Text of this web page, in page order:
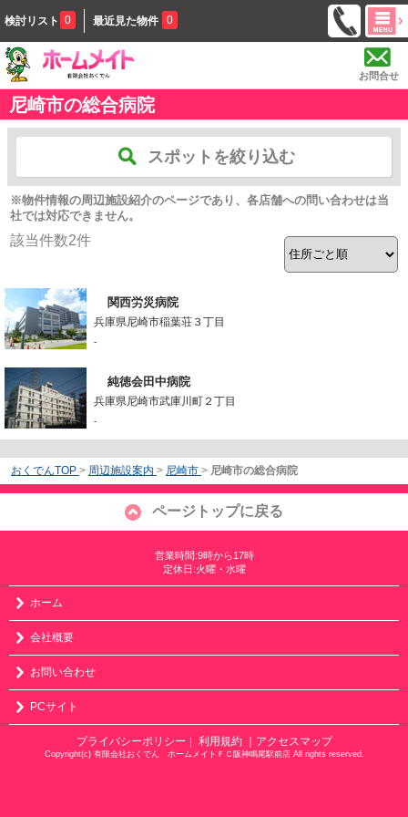
検討リスト 0 最近見た物件 0
お問合せ
尼崎市の総合病院
スポットを絞り込む
※物件情報の周辺施設紹介のページであり、各店舗への問い合わせは当
社では対応できません。
該当件数2件
関西労災病院
兵庫県尼崎市稲葉荘３丁目
-
純徳会田中病院
兵庫県尼崎市武庫川町２丁目
-
おくでんTOP > 周辺施設案内 > 尼崎市 > 尼崎市の総合病院
ページトップに戻る
営業時間:9時から17時
定休日:火曜・水曜
ホーム
会社概要
お問い合わせ
PCサイト
プライバシーポリシー ｜ 利用規約 ｜アクセスマップ
Copyright(c) 有限会社おくでん ホームメイトＦＣ阪神鳴尾駅前店 All rights reserved.